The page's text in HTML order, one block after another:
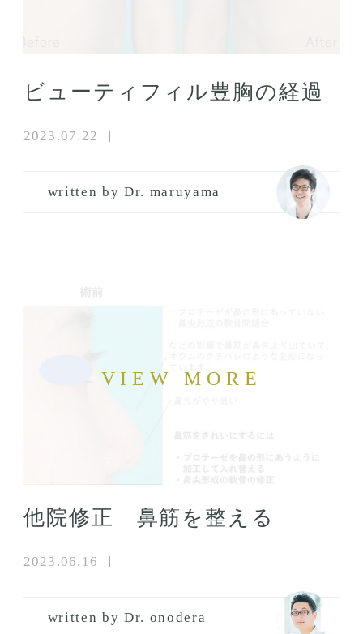
ビューティフィル豊胸の経過
2023.07.22
written by Dr. maruyama
他院修正 鼻筋を整える
2023.06.16
written by Dr. onodera